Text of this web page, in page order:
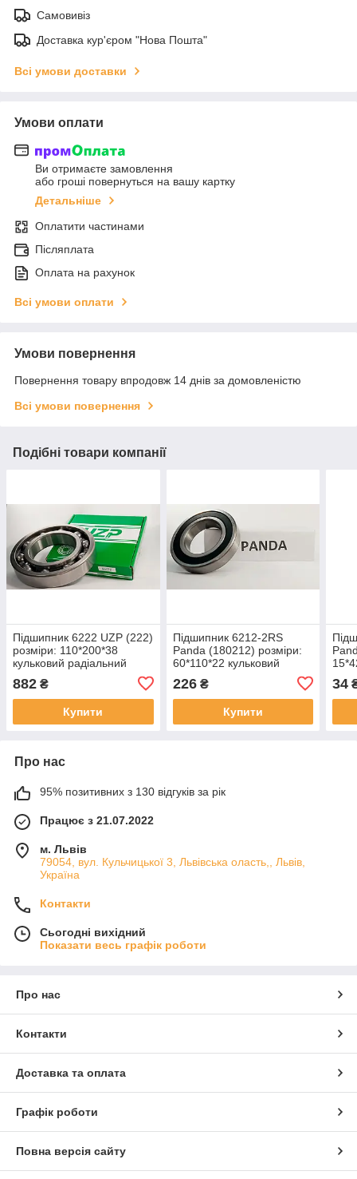
Самовивіз
Доставка кур'єром "Нова Пошта"
Всі умови доставки
Умови оплати
Ви отримаєте замовлення
або гроші повернуться на вашу картку
Детальніше
Оплатити частинами
Післяплата
Оплата на рахунок
Всі умови оплати
Умови повернення
Повернення товару впродовж 14 днів за домовленістю
Всі умови повернення
Подібні товари компанії
Підшипник 6222 UZP (222)
розміри: 110*200*38
кульковий радіальний
882 ₴
Купити
Підшипник 6212-2RS
Panda (180212) розміри:
60*110*22 кульковий
226₴
Купити
34
Про нас
95% позитивних з 130 відгуків за рік
Працює з 21.07.2022
м. Львів
79054, вул. Кульчицької 3, Львівська оласть,, Львів,
Україна
Контакти
Сьогодні вихідний
Показати весь графік роботи
Про нас
Контакти
Доставка та оплата
Графік роботи
Повна версія сайту